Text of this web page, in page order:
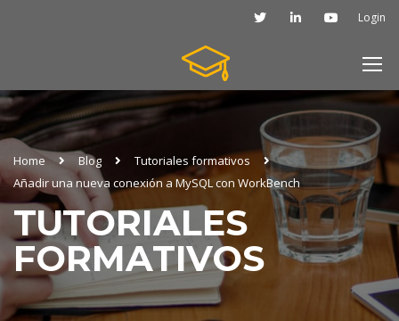
Login
Home Blog
Tutoriales formativos
Añadir una nueva conexión a MySQL con WorkBench
TUTORIALES
FORMATIVOS